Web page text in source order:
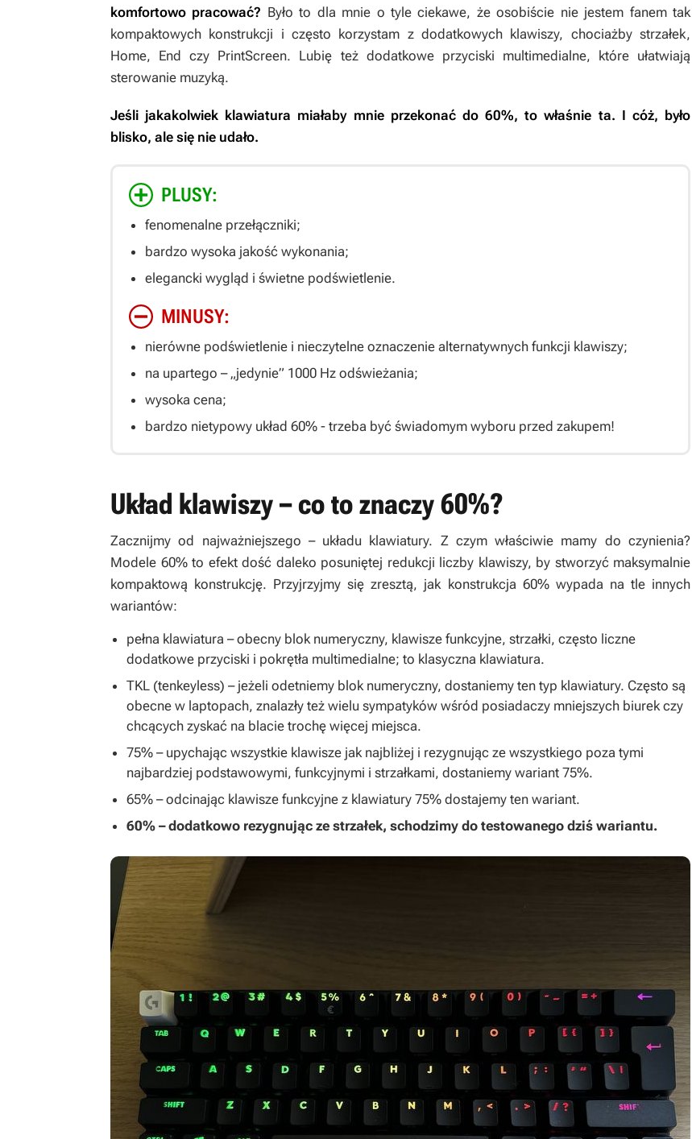
komfortowo pracować? Było to dla mnie o tyle ciekawe, że osobiście nie jestem fanem tak
kompaktowych konstrukcji i często korzystam z dodatkowych klawiszy, chociażby strzałek,
Home, End czy PrintScreen. Lubię też dodatkowe przyciski multimedialne, które ułatwiają
sterowanie muzyką.
Jeśli jakakolwiek klawiatura miałaby mnie przekonać do 60%, to właśnie ta. I cóż, było
blisko, ale się nie udało.
PLUSY:
fenomenalne przełączniki;
bardzo wysoka jakość wykonania;
elegancki wygląd i świetne podświetlenie.
MINUSY:
nierówne podświetlenie i nieczytelne oznaczenie alternatywnych funkcji klawiszy;
na upartego – „jedynie” 1000 Hz odświeżania;
wysoka cena;
bardzo nietypowy układ 60% - trzeba być świadomym wyboru przed zakupem!
Układ klawiszy – co to znaczy 60%?
Zacznijmy od najważniejszego – układu klawiatury. Z czym właściwie mamy do czynienia?
Modele 60% to efekt dość daleko posuniętej redukcji liczby klawiszy, by stworzyć maksymalnie
kompaktową konstrukcję. Przyjrzyjmy się zresztą, jak konstrukcja 60% wypada na tle innych
wariantów:
pełna klawiatura – obecny blok numeryczny, klawisze funkcyjne, strzałki, często liczne
dodatkowe przyciski i pokrętła multimedialne; to klasyczna klawiatura.
TKL (tenkeyless) – jeżeli odetniemy blok numeryczny, dostaniemy ten typ klawiatury. Często są
obecne w laptopach, znalazły też wielu sympatyków wśród posiadaczy mniejszych biurek czy
chcących zyskać na blacie trochę więcej miejsca.
75% – upychając wszystkie klawisze jak najbliżej i rezygnując ze wszystkiego poza tymi
najbardziej podstawowymi, funkcyjnymi i strzałkami, dostaniemy wariant 75%.
65% – odcinając klawisze funkcyjne z klawiatury 75% dostajemy ten wariant.
60% – dodatkowo rezygnując ze strzałek, schodzimy do testowanego dziś wariantu.